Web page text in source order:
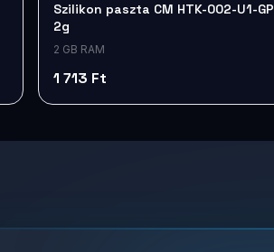
Szilikon paszta CM HTK-002-U1-GP
2g
2 GB RAM
1 713 Ft